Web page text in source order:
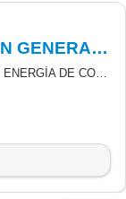
RESOLUCIÓN DE LA DIRECCIÓN GENERAL DE ENERGÍA DE CORRECCIÓN DE ERROR MATERIAL DE LA RESOLUCIÓN DE CONCESIÓN DEFINITIVA DE SUBVENCIONES DESTINADAS AL FOMENTO DE LA GENERACIÓN FOTOVOLTAICA EN ESPACIOS ANTROPIZADOS.
RESOLUCIÓN DE LA DIRECCIÓN GENERAL DE ENERGÍA DE CORRECCIÓN DE ERROR MATERIAL DE LA RESOLUCIÓN DE CONCESIÓN DEFINITIVA DE LAS SUBVENCIONES DERIVADAS DE LA ORDEN 199/2024 DE 27 DE AGOSTO DEL CONSEJERO DE TRANSICIÓN ECOLÓGICA Y ENERGÍA, POR LA QUE SE ESTABLECEN LAS BASES REGULADORAS Y LA CONVOCATORIA DE SUBVENCIONES EN RÉGIMEN DE CONCURRENCIA NO COMPETITIVA PARA LAS AYUDAS DESTINADAS AL FOMENTO DE LA GENERACIÓN FOTOVOLTAICA EN ESPACIOS ANTROPIZADOS, EN EL MARCO DE LA ESTRATEGIA DE ENERGÍA SOSTENIBLE EN LAS ISLAS CANARIAS (PROGRAMA 8, LÍNEA 1), CON CARGO AL INSTRUMENTO DE FINANCIACIÓN EUROPEO FONDOS “NEXT GENERATION EU”, DEL PLAN DE RECUPERACIÓN, TRANSFORMACIÓN Y RESILIENCIA (COMPONENTE 7, INVERSIÓN 2).